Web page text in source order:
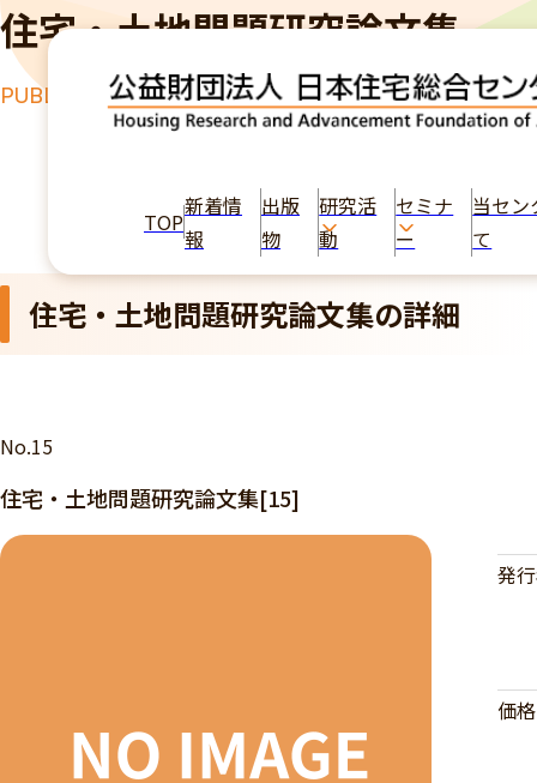
TOP
新着情
報
出版
物
研究活
動
セミナ
ー
当セン
て
住宅・土地問題研究論文集
PUBLICATION
住宅・土地問題研究論文集の詳細
No.15
住宅・土地問題研究論文集[15]
発
価